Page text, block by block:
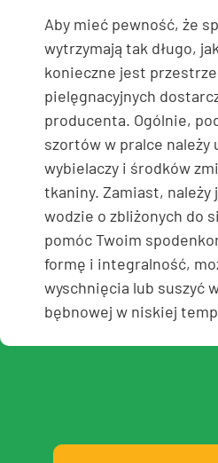
Aby mieć pewność, że
wytrzymają tak długo,
konieczne jest
pielęgnacyjnych
producenta. Ogólnie,
szortów w pralce należy
wybielaczy i środków
tkaniny. Zamiast, należy
wodzie o zbliżonych do
pomóc Twoim
formę i integralność,
wyschnięcia lub suszyć
bębnowej w niskiej